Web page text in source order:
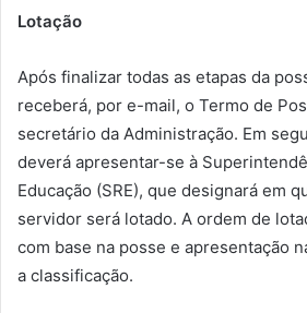
Lotação
Após finalizar todas as etapas da
receberá, por e-mail, o Termo de
secretário da Administração. Em
deverá apresentar-se à
Educação (SRE), que designará em
servidor será lotado. A ordem de
com base na posse e apresentação
a classificação.